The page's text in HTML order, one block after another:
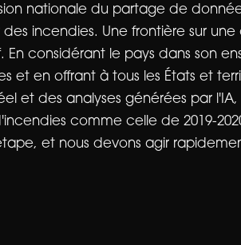
nationale du partage de
incendies. Une frontière sur
considérant le pays dans son
et en offrant à tous les États et
et des analyses générées par l'IA,
comme celle de 2019-
et nous devons agir